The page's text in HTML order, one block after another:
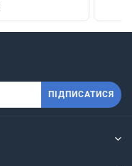
ПІДПИСАТИСЯ